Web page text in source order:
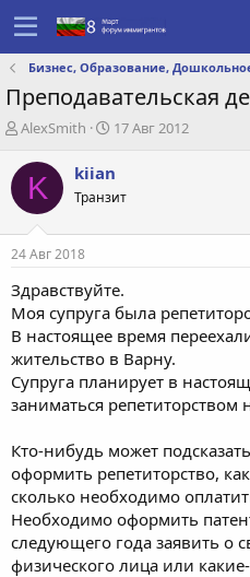
Бизнес, Образование,
Преподавательская
А
т
р
е
м
ы
AlexSmith
Д
т
а
с
а
н
и
я
17 Авг 2012
K kiian
Транзит
24 Авг 2018
Здравствуйте.
Моя супруга была
В настоящее время
жительство в Варну.
Супруга планирует в
заниматься репетиторством
Кто-нибудь может
оформить репетиторство,
сколько необходимо
Необходимо оформить
следующего года заявить о
физического лица или